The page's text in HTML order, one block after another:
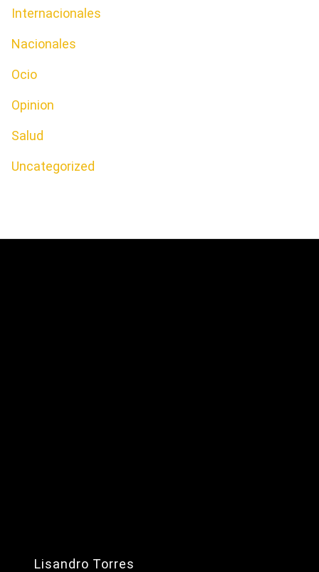
Internacionales
Nacionales
Ocio
Opinion
Salud
Uncategorized
Lisandro Torres